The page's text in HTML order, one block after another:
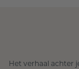
Het verhaal achter